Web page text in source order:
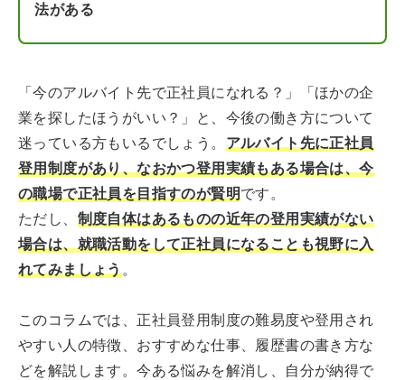
法がある
「今のアルバイト先で正社員になれる？」「ほかの企
業を探したほうがいい？」と、今後の働き方について
迷っている方もいるでしょう。 アルバイト先に正社員
登用制度があり、なおかつ登用実績もある場合は、今
の職場で正社員を目指すのが賢明です。
ただし、 制度自体はあるものの近年の登用実績がない
場合は、就職活動をして正社員になることも視野に入
れてみましょう。
このコラムでは、正社員登用制度の難易度や登用され
やすい人の特徴、おすすめな仕事、履歴書の書き方な
どを解説します。今ある悩みを解消し、自分が納得で